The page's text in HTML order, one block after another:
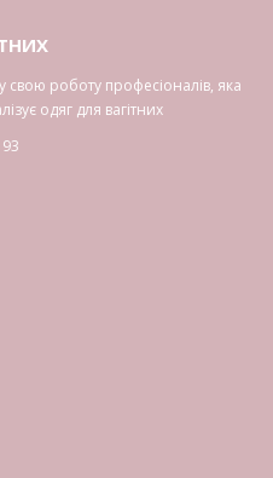
роботу професіоналів, яка
одяг для вагітних